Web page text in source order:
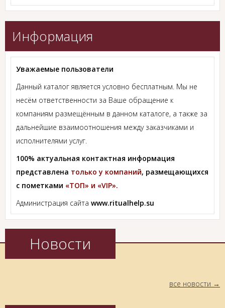
Информация
Уважаемые пользователи
Данный каталог является условно бесплатным. Мы не
несём ответственности за Ваше обращение к
компаниям размещённым в данном каталоге, а также за
дальнейшие взаимоотношения между заказчиками и
исполнителями услуг.
100% актуальная контактная информация
представлена только у компаний, размещающихся
с пометками «ТОП» и «VIP».
Администрация сайта www.ritualhelp.su
Новости
все новости